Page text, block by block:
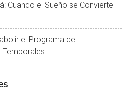
Cuando el Sueño se Convierte
el Programa de
Temporales